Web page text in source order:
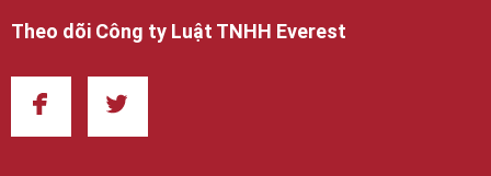
Theo dõi Công ty Luật TNHH Everest